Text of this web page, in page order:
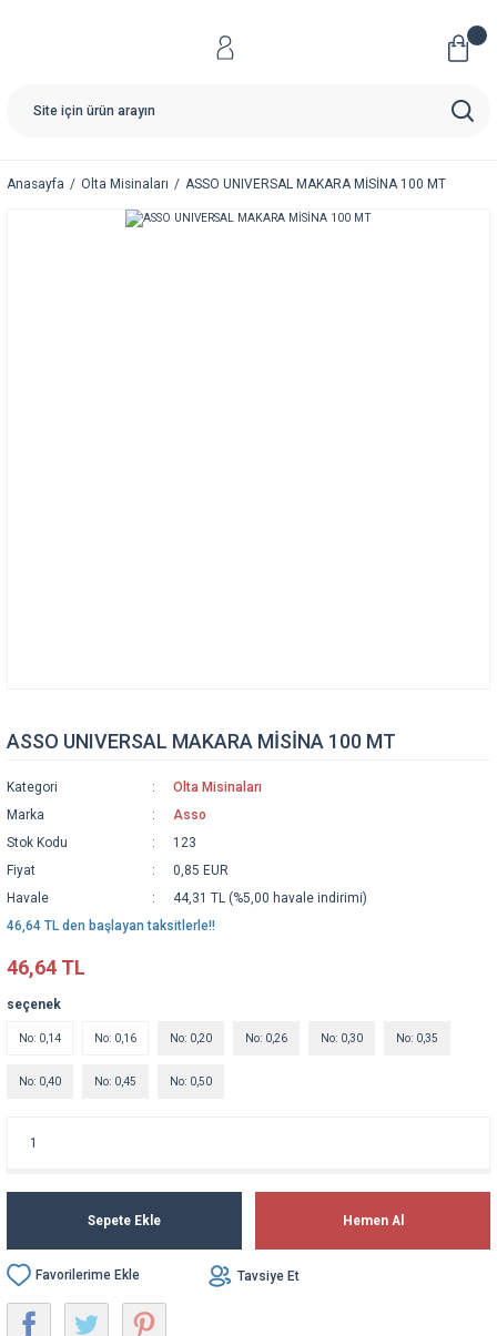
Anasayfa Olta Misinaları ASSO UNIVERSAL MAKARA MİSİNA 100 MT
ASSO UNIVERSAL MAKARA MİSİNA 100 MT
Kategori
Olta Misinaları
Marka
Asso
Stok Kodu
123
Fiyat
0,85 EUR
Havale
44,31 TL (%5,00 havale indirimi)
46,64 TL den başlayan taksitlerle!!
46,64 TL
seçenek
No: 0,14 No: 0,16 No: 0,20 No: 0,26 No: 0,30 No: 0,35
No: 0,40 No: 0,45 No: 0,50
Sepete Ekle Hemen Al
Tavsiye Et